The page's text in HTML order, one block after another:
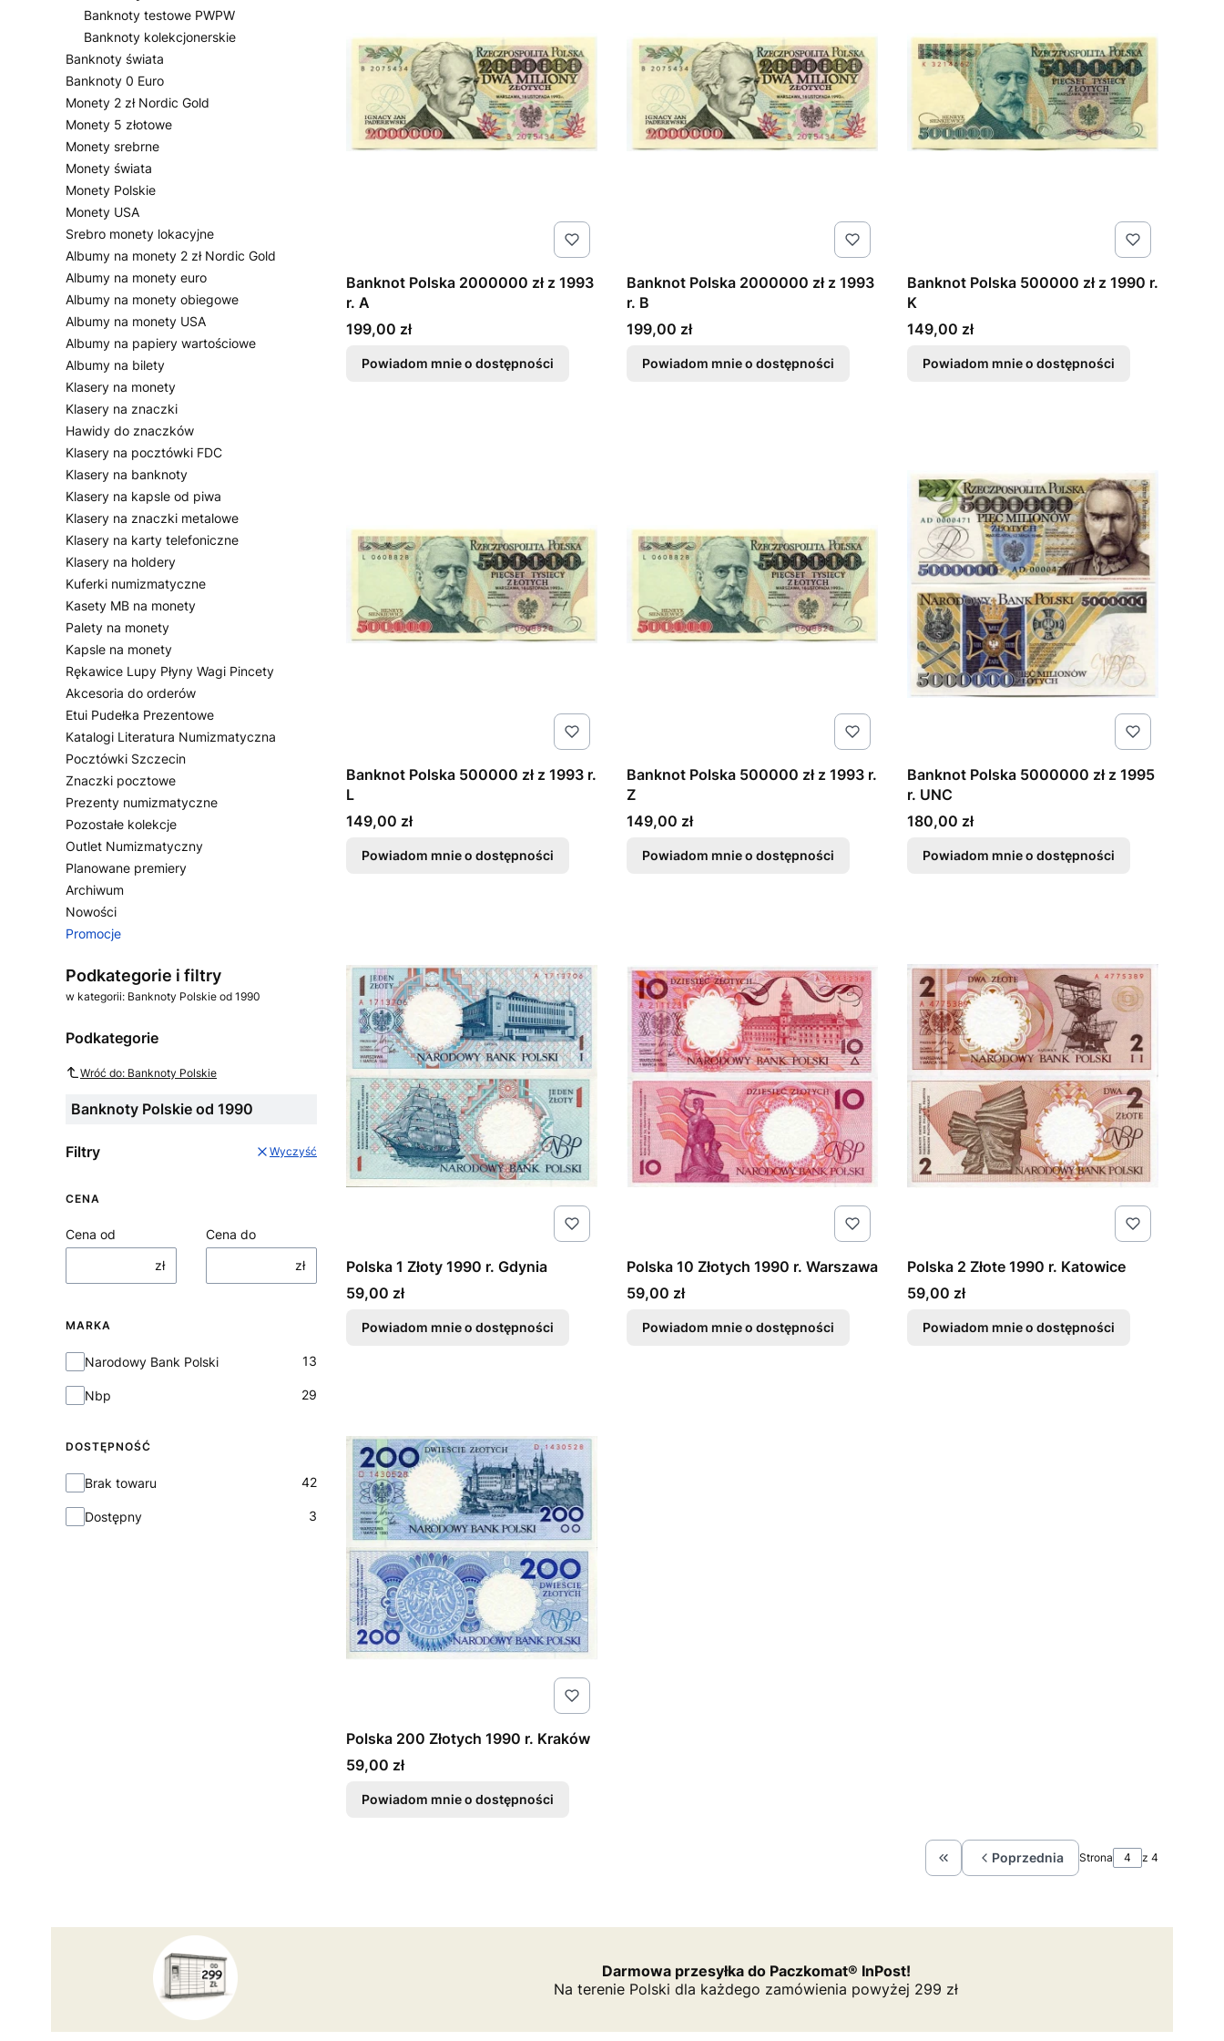
Banknoty testowe PWPW
Banknoty kolekcjonerskie
Banknoty świata
Banknoty 0 Euro
Monety 2 zł Nordic Gold
Monety 5 złotowe
Monety srebrne
Monety świata
Monety Polskie
Monety USA
Srebro monety lokacyjne
Albumy na monety 2 zł Nordic Gold
Albumy na monety euro
Albumy na monety obiegowe
Albumy na monety USA
Albumy na papiery wartościowe
Albumy na bilety
Klasery na monety
Klasery na znaczki
Hawidy do znaczków
Klasery na pocztówki FDC
Klasery na banknoty
Klasery na kapsle od piwa
Klasery na znaczki metalowe
Klasery na karty telefoniczne
Klasery na holdery
Kuferki numizmatyczne
Kasety MB na monety
Palety na monety
Kapsle na monety
Rękawice Lupy Płyny Wagi Pincety
Akcesoria do orderów
Etui Pudełka Prezentowe
Katalogi Literatura Numizmatyczna
Pocztówki Szczecin
Znaczki pocztowe
Prezenty numizmatyczne
Pozostałe kolekcje
Outlet Numizmatyczny
Planowane premiery
Archiwum
Nowości
Promocje
Podkategorie i filtry
w kategorii: Banknoty Polskie od 1990
Podkategorie
Wróć do: Banknoty Polskie
Banknoty Polskie od 1990
Filtry Wyczyść
CENA
Cena od
zł
Cena do
zł
MARKA
MarkaNarodowy Bank Polski 13
Nbp 29
DOSTĘPNOŚĆ
Dostępność
Brak towaru 42
Dostępny 3
Banknot Polska 2000000 zł z 1993
r. A
Cena
199,00 zł
Powiadom mnie o dostępności
Banknot Polska 2000000 zł z 1993
r. B
Cena
199,00 zł
Powiadom mnie o dostępności
Banknot Polska 500000 zł z 1990 r.
K
Cena
149,00 zł
Powiadom mnie o dostępności
Banknot Polska 500000 zł z 1993 r.
L
Cena
149,00 zł
Powiadom mnie o dostępności
Banknot Polska 500000 zł z 1993 r.
Z
Cena
149,00 zł
Powiadom mnie o dostępności
Banknot Polska 5000000 zł z 1995
r. UNC
Cena
180,00 zł
Powiadom mnie o dostępności
Polska 1 Złoty 1990 r. Gdynia
Cena
59,00 zł
Powiadom mnie o dostępności
Polska 10 Złotych 1990 r. Warszawa
Cena
59,00 zł
Powiadom mnie o dostępności
Polska 2 Złote 1990 r. Katowice
Cena
59,00 zł
Powiadom mnie o dostępności
Polska 200 Złotych 1990 r. Kraków
Cena
59,00 zł
Powiadom mnie o dostępności
Wróć do pierwszej strony z produktami
Poprzednia Strona z 4
Darmowa przesyłka do Paczkomat® InPost!
Na terenie Polski dla każdego zamówienia powyżej 299 zł